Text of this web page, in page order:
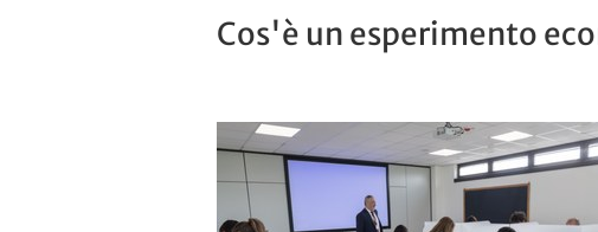
Cos'è un esperimento